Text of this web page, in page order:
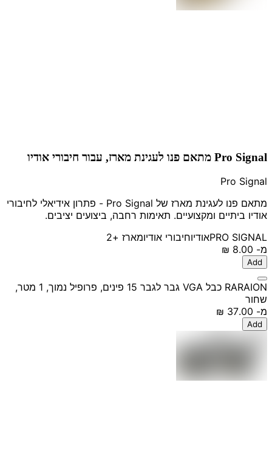
Pro Signal מתאם פנו לעגינת מארז, עבור חיבורי אודיו
Pro Signal
מתאם פנו לעגינת מארז של Pro Signal - פתרון אידיאלי לחיבורי
אודיו ביתיים ומקצועיים. תאימות רחבה, ביצועים יציבים.
PRO SIGNALאודיוחיבורי אודיומארז +2
מ-
Add
RARAION כבל VGA גבר לגבר 15 פינים, פרופיל נמוך, 1 מטר,
שחור
מ-
Add